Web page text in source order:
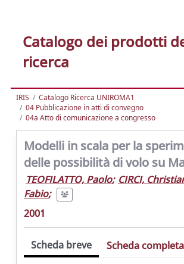
Catalogo dei prodotti
ricerca
IRIS
Catalogo Ricerca UNIROMA1
04 Pubblicazione in atti di convegno
04a Atto di comunicazione a congresso
Modelli in scala per la
delle possibilità di volo su
TEOFILATTO, Paolo; CIRCI,
Fabio;
2001
Scheda breve Scheda completa